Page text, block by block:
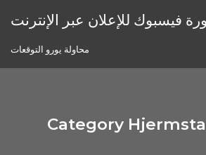
فيسبوك للإعلان عبر الإنترنت
محاولة يورو التوقعات
Category